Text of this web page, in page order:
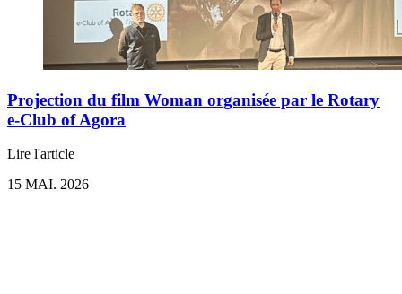
Projection du film Woman organisée par le Rotary
e-Club of Agora
Lire l'article
15 MAI. 2026